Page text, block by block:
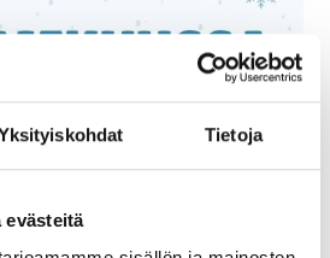
Tietoja
evästeitä